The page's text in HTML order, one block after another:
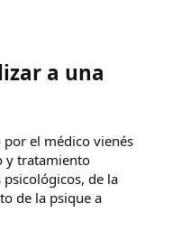
a una
por el médico vienés
y tratamiento
de la
de la psique a